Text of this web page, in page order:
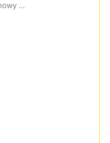
Spider-Man. Całkiem nowy dzień